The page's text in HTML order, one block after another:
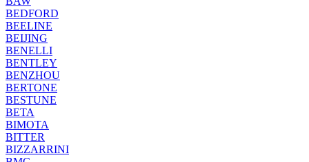
BEDFORD
BEELINE
BEIJING
BENELLI
BENTLEY
BENZHOU
BERTONE
BESTUNE
BETA
BIMOTA
BITTER
BIZZARRINI